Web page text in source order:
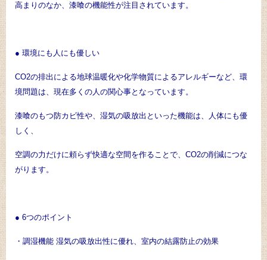
高まりのなか、漆喰の機能性が注目されています。
● 環境にも人にも優しい
CO2の排出による地球温暖化や化学物質によるアレルギーなど、環
境問題は、現在多くの人の関心事となっています。
漆喰のもつ防カビ性や、湿気の吸放出といった機能は、人体にも優
しく、
空調の力だけに頼らず快適な空間を作ることで、CO2の削減につな
がります。
● 6つのポイント
・調湿機能 湿気の吸放出性に優れ、室内の結露防止の効果